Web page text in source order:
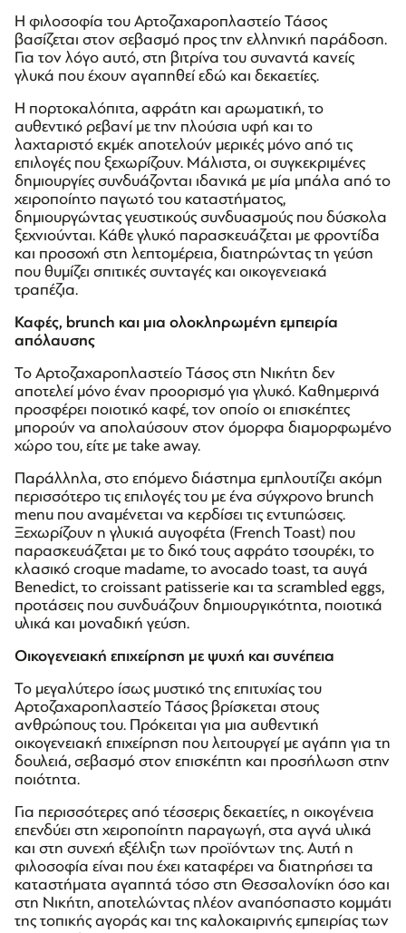
Η φιλοσοφία του Αρτοζαχαροπλαστείο Τάσος
βασίζεται στον σεβασμό προς την ελληνική παράδοση.
Για τον λόγο αυτό, στη βιτρίνα του συναντά κανείς
γλυκά που έχουν αγαπηθεί εδώ και δεκαετίες.
Η πορτοκαλόπιτα, αφράτη και αρωματική, το
αυθεντικό ρεβανί με την πλούσια υφή και το
λαχταριστό εκμέκ αποτελούν μερικές μόνο από τις
επιλογές που ξεχωρίζουν. Μάλιστα, οι συγκεκριμένες
δημιουργίες συνδυάζονται ιδανικά με μία μπάλα από το
χειροποίητο παγωτό του καταστήματος,
δημιουργώντας γευστικούς συνδυασμούς που δύσκολα
ξεχνιούνται. Κάθε γλυκό παρασκευάζεται με φροντίδα
και προσοχή στη λεπτομέρεια, διατηρώντας τη γεύση
που θυμίζει σπιτικές συνταγές και οικογενειακά
τραπέζια.
Καφές, brunch και μια ολοκληρωμένη εμπειρία
απόλαυσης
Το Αρτοζαχαροπλαστείο Τάσος στη Νικήτη δεν
αποτελεί μόνο έναν προορισμό για γλυκό. Καθημερινά
προσφέρει ποιοτικό καφέ, τον οποίο οι επισκέπτες
μπορούν να απολαύσουν στον όμορφα διαμορφωμένο
χώρο του, είτε με take away.
Παράλληλα, στο επόμενο διάστημα εμπλουτίζει ακόμη
περισσότερο τις επιλογές του με ένα σύγχρονο brunch
menu που αναμένεται να κερδίσει τις εντυπώσεις.
Ξεχωρίζουν η γλυκιά αυγοφέτα (French Toast) που
παρασκευάζεται με το δικό τους αφράτο τσουρέκι, το
κλασικό croque madame, το avocado toast, τα αυγά
Benedict, το croissant patisserie και τα scrambled eggs,
προτάσεις που συνδυάζουν δημιουργικότητα, ποιοτικά
υλικά και μοναδική γεύση.
Οικογενειακή επιχείρηση με ψυχή και συνέπεια
Το μεγαλύτερο ίσως μυστικό της επιτυχίας του
Αρτοζαχαροπλαστείο Τάσος βρίσκεται στους
ανθρώπους του. Πρόκειται για μια αυθεντική
οικογενειακή επιχείρηση που λειτουργεί με αγάπη για τη
δουλειά, σεβασμό στον επισκέπτη και προσήλωση στην
ποιότητα.
Για περισσότερες από τέσσερις δεκαετίες, η οικογένεια
επενδύει στη χειροποίητη παραγωγή, στα αγνά υλικά
και στη συνεχή εξέλιξη των προϊόντων της. Αυτή η
φιλοσοφία είναι που έχει καταφέρει να διατηρήσει τα
καταστήματα αγαπητά τόσο στη Θεσσαλονίκη όσο και
στη Νικήτη, αποτελώντας πλέον αναπόσπαστο κομμάτι
της τοπικής αγοράς και της καλοκαιρινής εμπειρίας των